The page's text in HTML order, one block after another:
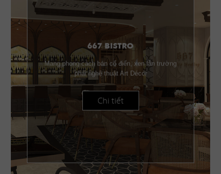
667 BISTRO
Mang phong cách bán cổ điển, xen lẫn trường
phái nghệ thuật Art Décor
Chi tiết